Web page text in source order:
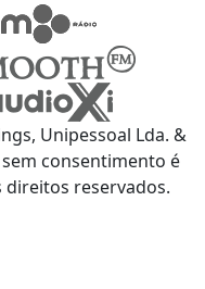
Unipessoal Lda. &
consentimento é
direitos reservados.